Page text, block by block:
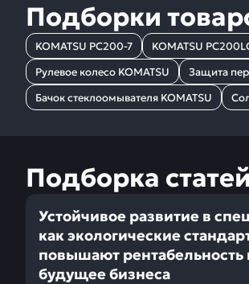
Подборки
KOMATSU PC200-7 KOMATSU
Рулевое колесо KOMATSU
Защита
Бачок стеклоомывателя KOMATSU
Подборка статей
Устойчивое развитие в
как экологические
повышают
будущее бизнеса